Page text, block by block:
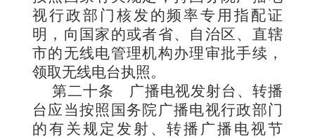
视行政部门核发的频率专用指配证
明，向国家的或者省、自治区、直辖
市的无线电管理机构办理审批手续，
领取无线电台执照。
第二十条 广播电视发射台、转播
台应当按照国务院广播电视行政部门
的有关规定发 射、转播广播电视节